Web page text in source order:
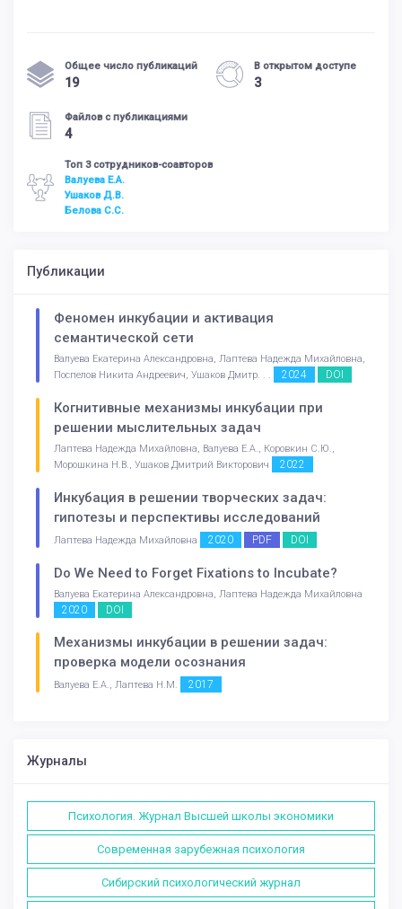
Общее число публикаций
19
В открытом доступе
3
Файлов с публикациями
4
Топ 3 сотрудников-соавторов
Валуева Е.А.
Ушаков Д.В.
Белова С.С.
Публикации
Феномен инкубации и активация
семантической сети
Валуева Екатерина Александровна, Лаптева Надежда Михайловна,
Поспелов Никита Андреевич, Ушаков Дмитр. . .
2024 DOI
Когнитивные механизмы инкубации при
решении мыслительных задач
Лаптева Надежда Михайловна, Валуева Е.А., Коровкин С.Ю.,
Морошкина Н.В., Ушаков Дмитрий Викторович
2022
Инкубация в решении творческих задач:
гипотезы и перспективы исследований
Лаптева Надежда Михайловна 2020 PDF DOI
Do We Need to Forget Fixations to Incubate?
Валуева Екатерина Александровна, Лаптева Надежда Михайловна
2020 DOI
Механизмы инкубации в решении задач:
проверка модели осознания
Валуева Е.А., Лаптева Н.М. 2017
Журналы
Психология. Журнал Высшей школы экономики
Современная зарубежная психология
Сибирский психологический журнал